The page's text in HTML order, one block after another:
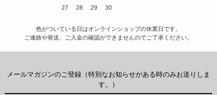
27
28 29 30
色がついている日はオンラインショップの休業日です。
ご連絡や発送、ご入金の確認ができませんのでご了承ください。
メールマガジンのご登録（特別なお知らせがある時のみお送りしま
す。）